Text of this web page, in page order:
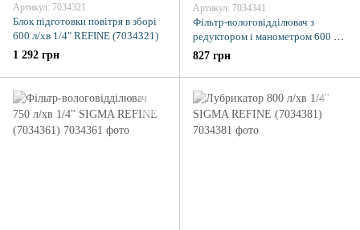
Артикул: 7034321
Блок підготовки повітря в зборі
600 л/хв 1/4" REFINE (7034321)
1 292 грн
Артикул: 7034341
Фільтр-вологовідділювач з
редуктором і манометром 600 л/
хв 1/4" SIGMA REFINE (7034341)
827 грн